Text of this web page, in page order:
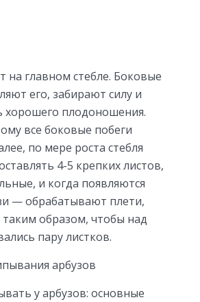
на главном стебле. Боковые
его, забирают силу и
хорошего плодоношения.
все боковые побеги
по мере роста стебля
4-5 крепких листов,
и когда появляются
— обрабатывают плети,
образом, чтобы над
пару листков.
арбузов
у арбузов: основные